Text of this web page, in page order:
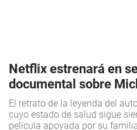
Netflix estrenará en
documental sobre
El retrato de la leyenda del
cuyo estado de salud sigue
película apoyada por su